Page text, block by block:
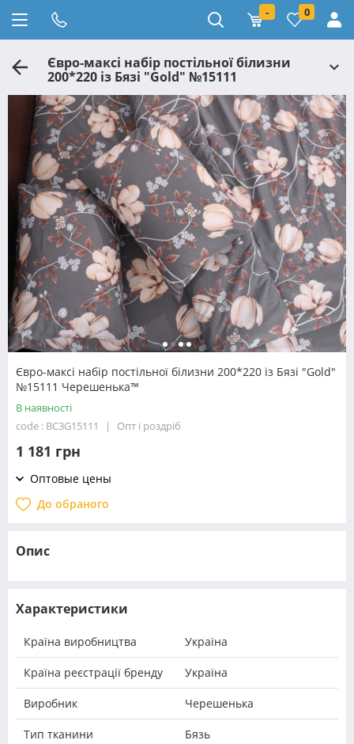
- 0
Євро-максі набір постільної білизни
200*220 із Бязі "Gold" №15111
Черешенька™
Євро-максі набір постільної білизни 200*220 із Бязі "Gold"
№15111 Черешенька™
В наявності
code : BC3G15111
Опт і роздріб
1 181 грн
Оптовые цены
До обраного
Опис
Характеристики
Країна виробництва Україна
Країна реєстрації бренду Україна
Виробник Черешенька
Тип тканини Бязь